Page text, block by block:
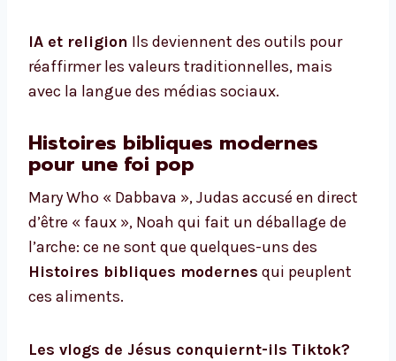
IA et religion Ils deviennent des outils pour
réaffirmer les valeurs traditionnelles, mais
avec la langue des médias sociaux.
Histoires bibliques modernes
pour une foi pop
Mary Who « Dabbava », Judas accusé en direct
d’être « faux », Noah qui fait un déballage de
l’arche: ce ne sont que quelques-uns des
Histoires bibliques modernes qui peuplent
ces aliments.
Les vlogs de Jésus conquiernt-ils Tiktok?